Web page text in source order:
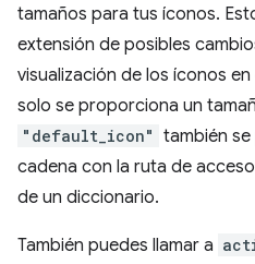
tamaños para tus íconos.
extensión de posibles
visualización de los íconos
solo se proporciona un
"default_icon" también
cadena con la ruta de
de un diccionario.
También puedes llamar a